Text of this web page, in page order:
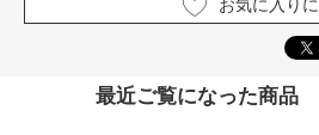
お気に入り
最近ご覧になった商品